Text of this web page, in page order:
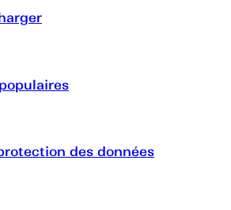
des données